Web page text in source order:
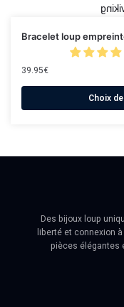
Bracelet loup
39.95€
Choix
Des bijoux loup
liberté et connexion
pièces élégantes